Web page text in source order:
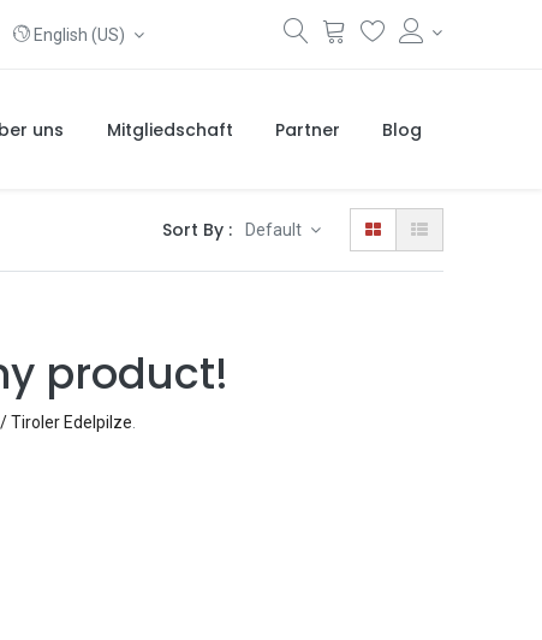
English (US)
uns Mitgliedschaft Partner Blog
Sort By : Default
product!
Tiroler Edelpilze